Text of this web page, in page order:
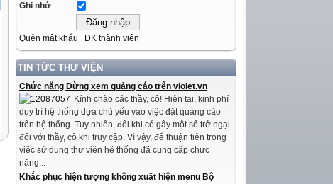
Ghi nhớ
Quên mật khẩu ĐK thành viên
TIN TỨC THƯ VIỆN
Chức năng Dừng xem quảng cáo trên violet.vn
Kính chào các thầy, cô! Hiện tại, kinh phí
duy trì hệ thống dựa chủ yếu vào việc đặt quảng cáo
trên hệ thống. Tuy nhiên, đôi khi có gây một số trở ngại
đối với thầy, cô khi truy cập. Vì vậy, để thuận tiện trong
việc sử dụng thư viện hệ thống đã cung cấp chức
năng...
Khắc phục hiện tượng không xuất hiện menu Bộ